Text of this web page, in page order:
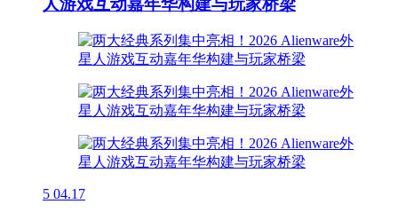
人游戏互动嘉年华构建与玩家桥梁
5 04.17